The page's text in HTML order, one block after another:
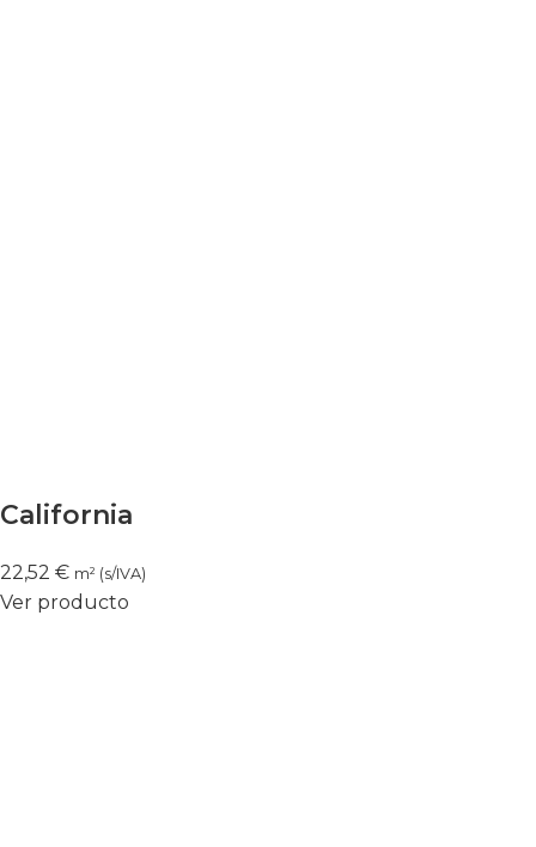
California
22,52 € m² (s/IVA)
Ver producto